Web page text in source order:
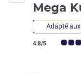
Mega
Adapté
Note Avis clients
4.8/5